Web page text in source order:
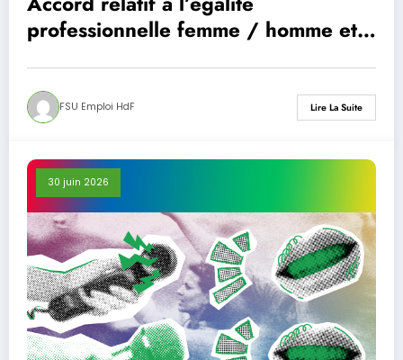
professionnelle femme / homme et à
Travail.FSU Emploi HdF Lire La Suite
30 juin 2026